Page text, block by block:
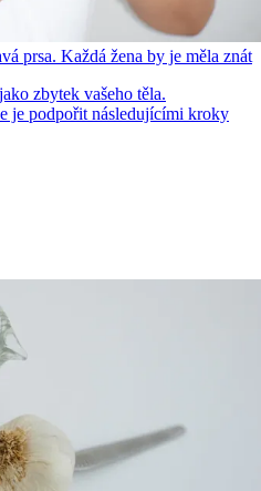
prsa. Každá žena by je měla znát
zbytek vašeho těla.
je podpořit následujícími kroky